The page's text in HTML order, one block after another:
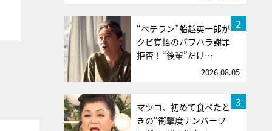
2
“ベテラン”船越英一郎が
クビ覚悟のパワハラ謝罪
拒否！“後輩”だけ…
2026.08.05
3
マツコ、初めて食べたと
きの“衝撃度ナンバーワ